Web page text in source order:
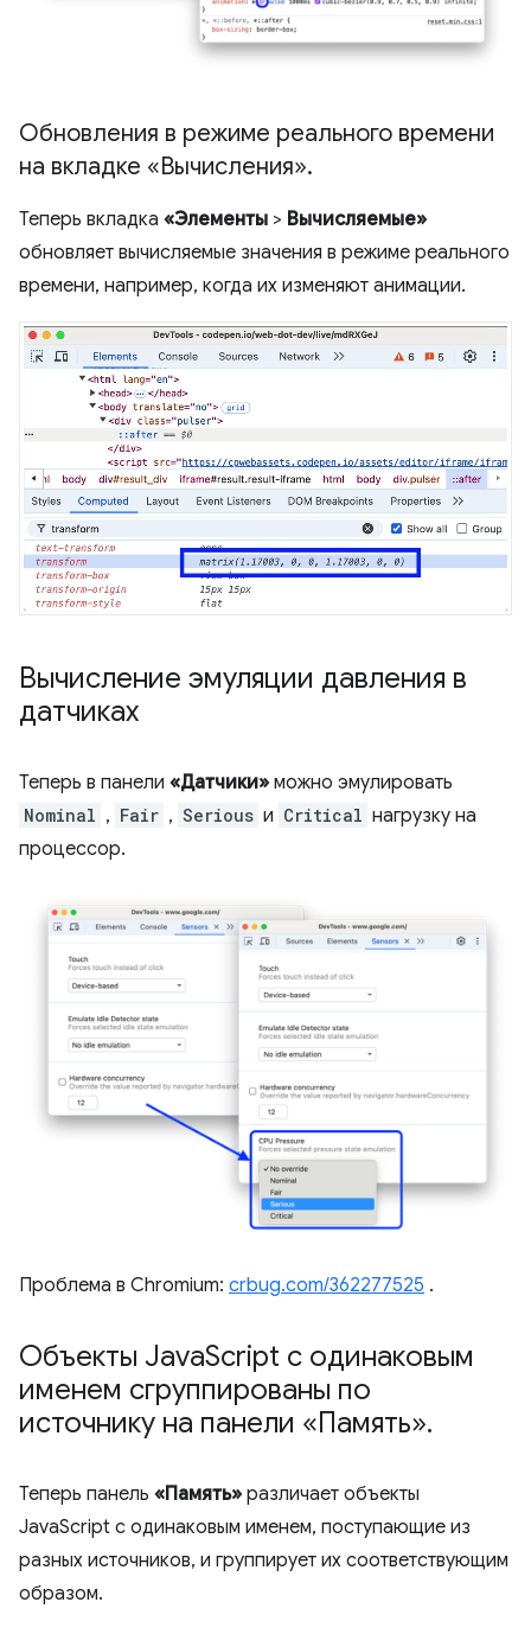
Обновления в режиме реального времени
на вкладке «Вычисления».
Теперь вкладка «Элементы > Вычисляемые»
обновляет вычисляемые значения в режиме реального
времени, например, когда их изменяют анимации.
Вычисление эмуляции давления в
датчиках
Теперь в панели «Датчики» можно эмулировать
Nominal , Fair , Serious и Critical нагрузку на
процессор.
Проблема в Chromium: crbug.com/362277525 .
Объекты JavaScript с одинаковым
именем сгруппированы по
источнику на панели «Память».
Теперь панель «Память» различает объекты
JavaScript с одинаковым именем, поступающие из
разных источников, и группирует их соответствующим
образом.